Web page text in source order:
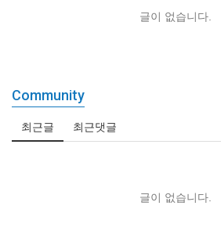
글이 없습니다.
Community
최근글 최근댓글
글이 없습니다.